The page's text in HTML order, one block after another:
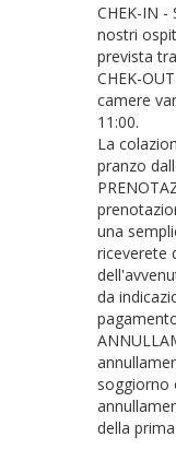
CHEK-IN -
nostri
prevista
CHEK-OUT
camere
11:00.
La
pranzo
una
riceverete
da
soggiorno
della